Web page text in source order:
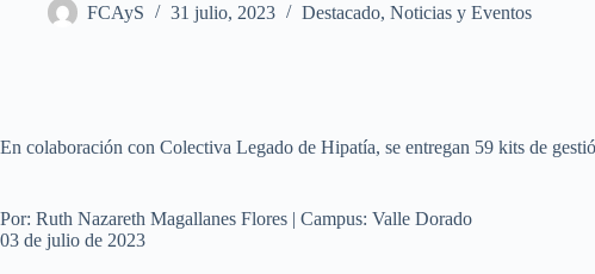
FCAyS 31 julio, 2023 Destacado, Noticias y Eventos
En colaboración con Colectiva Legado de Hipatía, se entregan 59 kits de
Por: Ruth Nazareth Magallanes Flores | Campus: Valle Dorado
03 de julio de 2023